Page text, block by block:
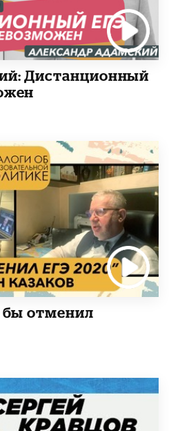
Дистанционный
бы отменил